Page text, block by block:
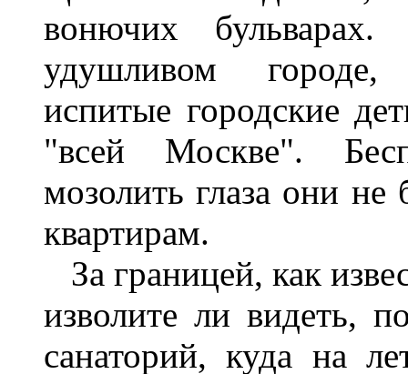
вонючих
удушливом городе,
испитые городские
"всей Москве".
мозолить глаза они
квартирам.
За границей, как
изволите ли видеть,
санаторий, куда на